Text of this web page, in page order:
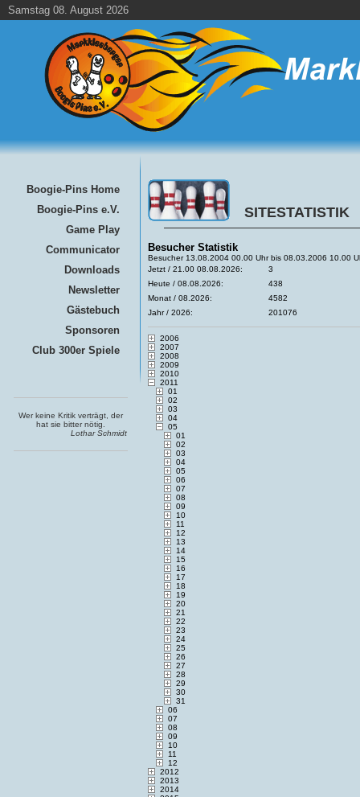
Samstag 08. August 2026
Boogie-Pins Home
Boogie-Pins e.V.
Game Play
Communicator
Downloads
Newsletter
Gästebuch
Sponsoren
Club 300er Spiele
Wer keine Kritik verträgt, der
hat sie bitter nötig.
Lothar Schmidt
SITESTATISTIK
Besucher Statistik
Besucher 13.08.2004 00.00 Uhr bis 08.03.2006 10.00
Jetzt / 21.00 08.08.2026:
3
Heute / 08.08.2026:
438
Monat / 08.2026:
4582
Jahr / 2026:
201076
2006
2007
2008
2009
2010
2011
01
02
03
04
05
01
02
03
04
05
06
07
08
09
10
11
12
13
14
15
16
17
18
19
20
21
22
23
24
25
26
27
28
29
30
31
06
07
08
09
10
11
12
2012
2013
2014